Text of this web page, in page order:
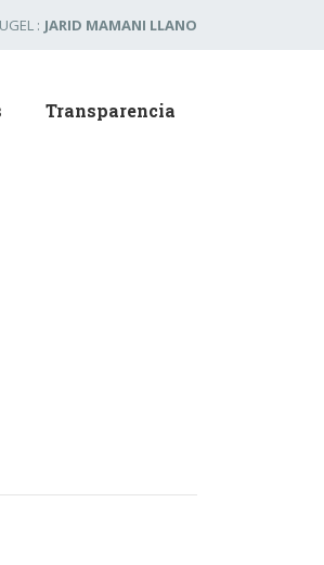
: JARID MAMANI LLANO
Transparencia